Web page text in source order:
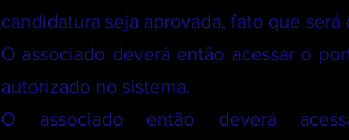
candidatura seja aprovada, fato que
O associado deverá então acessar o
autorizado no sistema.
O associado então deverá